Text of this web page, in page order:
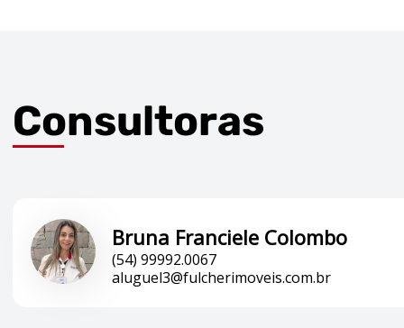
Consultoras
Bruna Franciele Colombo
(54) 99992.0067
aluguel3@fulcherimoveis.com.br